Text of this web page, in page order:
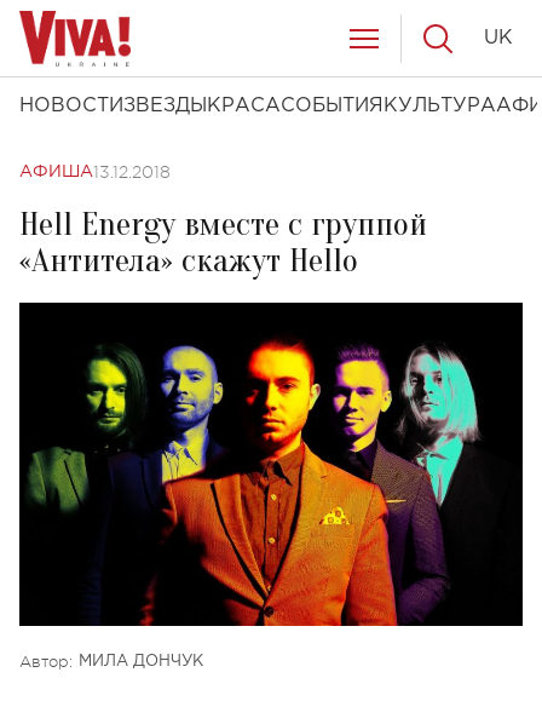
НОВОСТИ ЗВЕЗДЫ КРАСАСОБЫТИЯ КУЛЬТУРА
UK
АФИША13.12.2018
Hell Energy вместе с группой
«Антитела» скажут Hello
Автор: МИЛА ДОНЧУК